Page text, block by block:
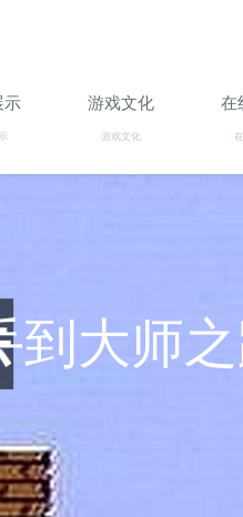
示 游戏文化
游戏文化
在
到大师